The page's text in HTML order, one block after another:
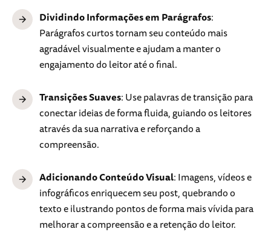
Dividindo Informações em Parágrafos:
Parágrafos curtos tornam seu conteúdo mais
agradável visualmente e ajudam a manter o
engajamento do leitor até o final.
Transições Suaves: Use palavras de transição para
conectar ideias de forma fluida, guiando os leitores
através da sua narrativa e reforçando a
compreensão.
Adicionando Conteúdo Visual: Imagens, vídeos e
infográficos enriquecem seu post, quebrando o
texto e ilustrando pontos de forma mais vívida para
melhorar a compreensão e a retenção do leitor.